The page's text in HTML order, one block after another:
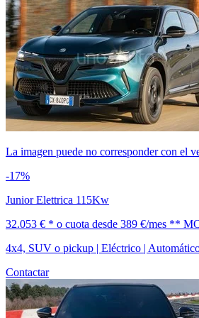
La imagen puede no corresponder con el
-17%
Junior Elettrica 115Kw
32.053 € * o cuota desde 389 €/mes **
4x4, SUV o pickup | Eléctrico |
Contactar